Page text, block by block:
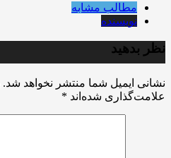
مطالب مشابه
نویسنده
نظر بدهید
نشانی ایمیل شما منتشر نخواهد شد.
علامت‌گذاری شده‌اند *